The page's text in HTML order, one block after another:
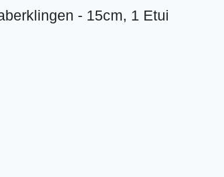
- 15cm, 1 Etui